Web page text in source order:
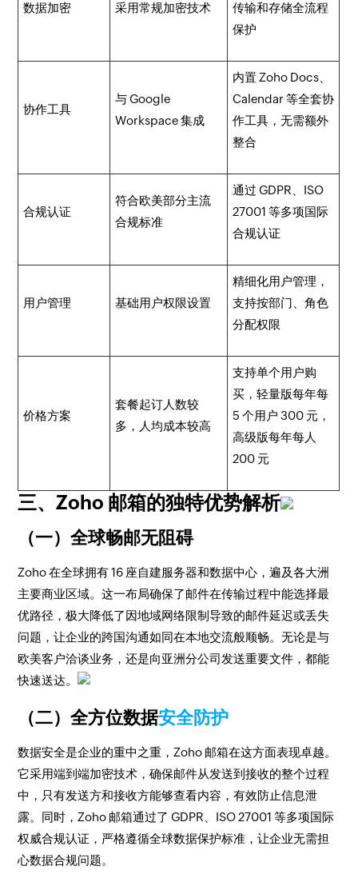
数据加密 采用常规加密技术
传输和存储全流程
保护
协作工具
与 Google
Workspace 集成
内置 Zoho Docs、
Calendar 等全套协
作工具，无需额外
整合
合规认证
符合欧美部分主流
合规标准
通过 GDPR、ISO
27001 等多项国际
合规认证
用户管理 基础用户权限设置
精细化用户管理，
支持按部门、角色
分配权限
价格方案
套餐起订人数较
多，人均成本较高
支持单个用户购
买，轻量版每年每
5 个用户 300 元，
高级版每年每人
200 元
三、Zoho 邮箱的独特优势解析
（一）全球畅邮无阻碍
Zoho 在全球拥有 16 座自建服务器和数据中心，遍及各大洲
主要商业区域。这一布局确保了邮件在传输过程中能选择最
优路径，极大降低了因地域网络限制导致的邮件延迟或丢失
问题，让企业的跨国沟通如同在本地交流般顺畅。无论是与
欧美客户洽谈业务，还是向亚洲分公司发送重要文件，都能
快速送达。
（二）全方位数据安全防护
数据安全是企业的重中之重，Zoho 邮箱在这方面表现卓越。
它采用端到端加密技术，确保邮件从发送到接收的整个过程
中，只有发送方和接收方能够查看内容，有效防止信息泄
露。同时，Zoho 邮箱通过了 GDPR、ISO 27001 等多项国际
权威合规认证，严格遵循全球数据保护标准，让企业无需担
心数据合规问题。